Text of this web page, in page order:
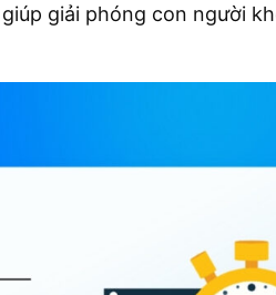
giải phóng con người